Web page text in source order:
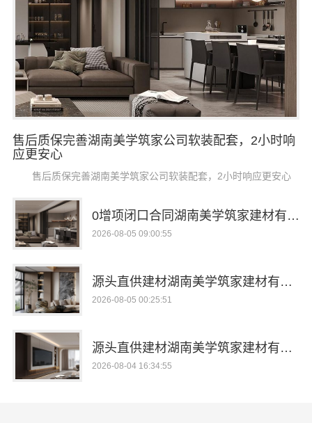
售后质保完善湖南美学筑家公司软装配套，2小时响
应更安心
售后质保完善湖南美学筑家公司软装配套，2小时响应更安心
0增项闭口合同湖南美学筑家建材有限公司局部改造
2026-08-05 09:00:55
源头直供建材湖南美学筑家建材有限公司哪家专业
2026-08-05 00:25:51
源头直供建材湖南美学筑家建材有限公司哪家专业
2026-08-04 16:34:55